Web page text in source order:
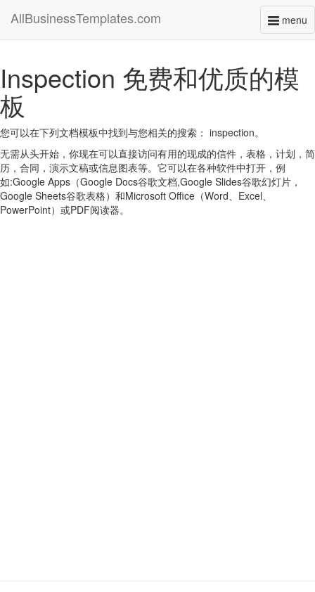
menu
AllBusinessTemplates.com
Inspection 免费和优质的模
板
您可以在下列文档模板中找到与您相关的搜索： inspection。
无需从头开始，你现在可以直接访问有用的现成的信件，表格，计划，简
历，合同，演示文稿或信息图表等。它可以在各种软件中打开，例
如:Google Apps（Google Docs谷歌文档,Google Slides谷歌幻灯片，
Google Sheets谷歌表格）和Microsoft Office（Word、Excel、
PowerPoint）或PDF阅读器。